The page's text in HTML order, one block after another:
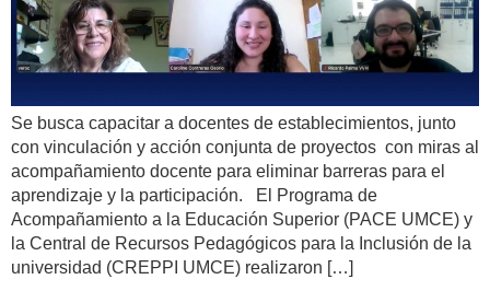
Se busca capacitar a docentes de establecimientos, junto
con vinculación y acción conjunta de proyectos con miras al
acompañamiento docente para eliminar barreras para el
aprendizaje y la participación. El Programa de
Acompañamiento a la Educación Superior (PACE UMCE) y
la Central de Recursos Pedagógicos para la Inclusión de la
universidad (CREPPI UMCE) realizaron […]